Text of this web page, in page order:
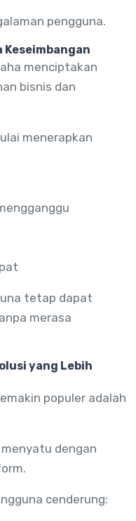
pengguna.
Keseimbangan
menciptakan
bisnis dan
menerapkan
tetap dapat
merasa
yang Lebih
populer adalah
dengan
cenderung: